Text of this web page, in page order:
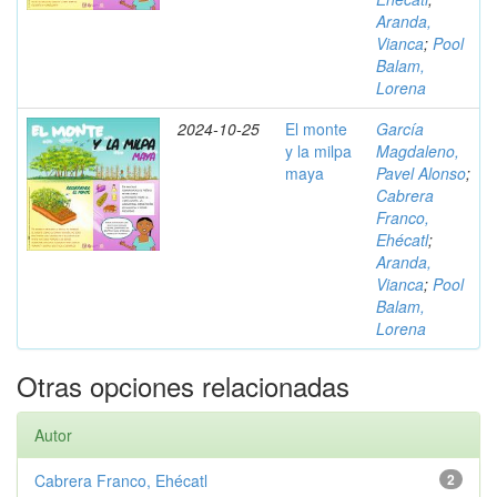
Aranda,
Vianca; Pool
Balam,
Lorena
2024-10-25
El monte
y la milpa
maya
García
Magdaleno,
Pavel Alonso;
Cabrera
Franco,
Ehécatl;
Aranda,
Vianca; Pool
Balam,
Lorena
Otras opciones relacionadas
Autor
2
Cabrera Franco, Ehécatl